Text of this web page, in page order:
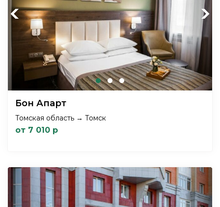
Previous Next
Бон Апарт
Томская область → Томск
от 7 010 р